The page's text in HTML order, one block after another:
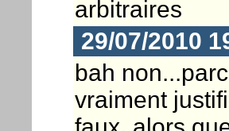
arbitraires
29/07/2010
bah
vraiment